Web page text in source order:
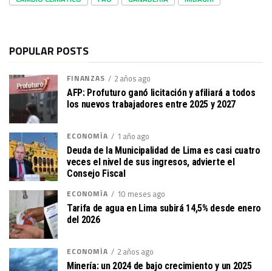
POPULAR POSTS
FINANZAS 2 años ago
AFP: Profuturo ganó licitación y afiliará a todos
los nuevos trabajadores entre 2025 y 2027
ECONOMÍA 1 año ago
Deuda de la Municipalidad de Lima es casi cuatro
veces el nivel de sus ingresos, advierte el
Consejo Fiscal
ECONOMÍA
10 meses ago
Tarifa de agua en Lima subirá 14,5% desde enero
del 2026
ECONOMÍA 2 años ago
Minería: un 2024 de bajo crecimiento y un 2025